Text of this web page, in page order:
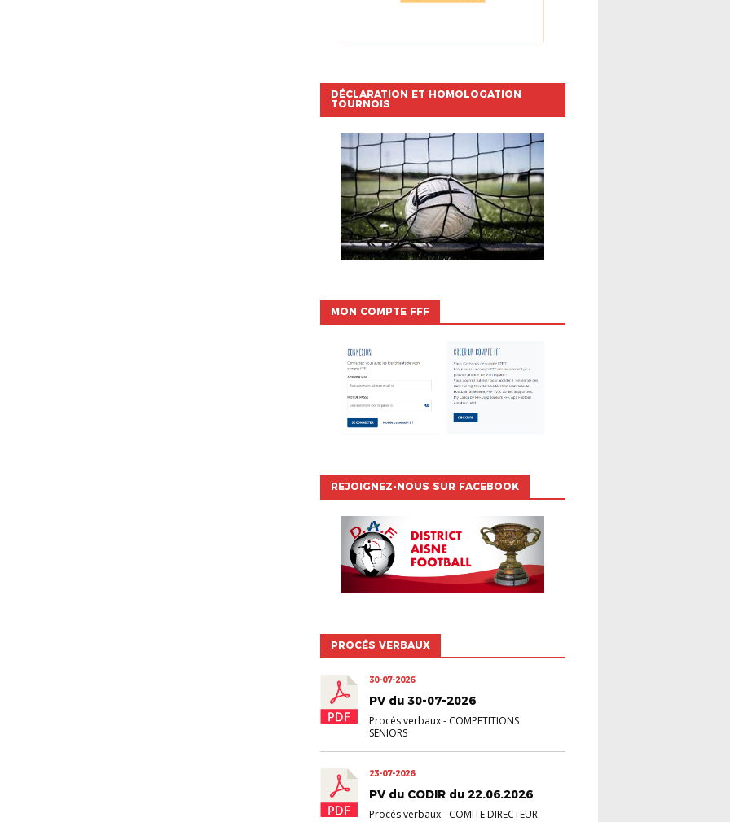
DÉCLARATION ET HOMOLOGATION
TOURNOIS
MON COMPTE FFF
REJOIGNEZ-NOUS SUR FACEBOOK
PROCÉS VERBAUX
30-07-2026
PV du 30-07-2026
Procés verbaux- COMPETITIONS
SENIORS
23-07-2026
PV du CODIR du 22.06.2026
Procés verbaux- COMITE DIRECTEUR